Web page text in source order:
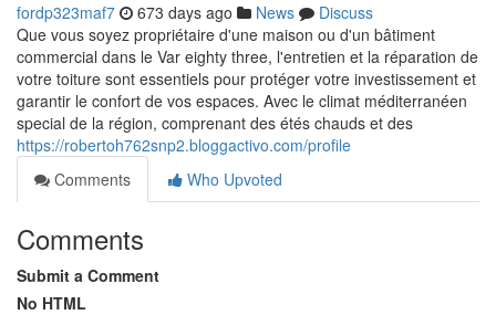
fordp323maf7 673 days ago News
Discuss
Que vous soyez propriétaire d'une maison ou d'un bâtiment
commercial dans le Var eighty three, l'entretien et la réparation de
votre toiture sont essentiels pour protéger votre investissement et
garantir le confort de vos espaces. Avec le climat méditerranéen
special de la région, comprenant des étés chauds et des
https://robertoh762snp2.bloggactivo.com/profile
Comments
Who Upvoted
Comments
Submit a Comment
No HTML